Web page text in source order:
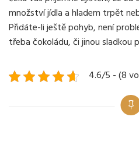
množství jídla a hladem trpět
Přidáte-li ještě pohyb, není
třeba čokoládu, či jinou sladkou
4.6/5 - (8